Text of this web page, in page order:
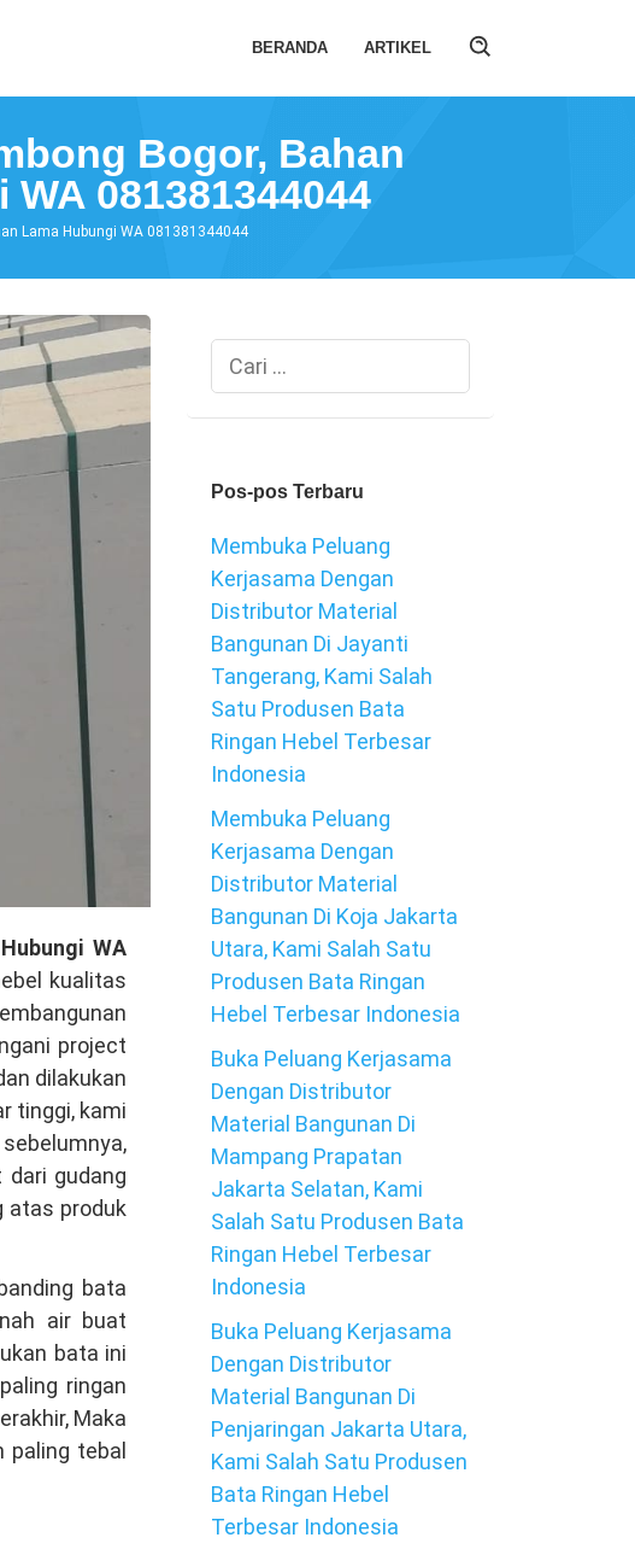
BERANDA
ARTIKEL
Bogor, Bahan
081381344044
Lama Hubungi WA 081381344044
WA
kualitas
project
dilakukan
tinggi, kami
dari gudang
atas produk
bata
air buat
bata ini
ringan
Maka
paling tebal
Cari
untuk:
Pos-pos Terbaru
Membuka Peluang
Kerjasama Dengan
Distributor Material
Bangunan Di Jayanti
Tangerang, Kami Salah
Satu Produsen Bata
Ringan Hebel Terbesar
Indonesia
Membuka Peluang
Kerjasama Dengan
Distributor Material
Bangunan Di Koja Jakarta
Utara, Kami Salah Satu
Produsen Bata Ringan
Hebel Terbesar Indonesia
Buka Peluang Kerjasama
Dengan Distributor
Material Bangunan Di
Mampang Prapatan
Jakarta Selatan, Kami
Salah Satu Produsen Bata
Ringan Hebel Terbesar
Indonesia
Buka Peluang Kerjasama
Dengan Distributor
Material Bangunan Di
Penjaringan Jakarta Utara,
Kami Salah Satu Produsen
Bata Ringan Hebel
Terbesar Indonesia